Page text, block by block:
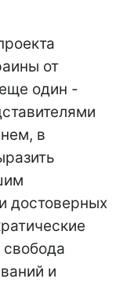
от
один -
в
достоверных
свобода
и